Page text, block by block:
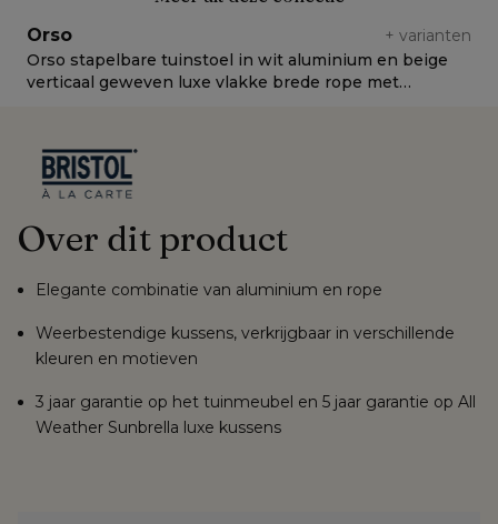
Orso + varianten
Orso stapelbare tuinstoel in wit aluminium en beige
verticaal geweven luxe vlakke brede rope met
Over dit product
Elegante combinatie van aluminium en rope
Weerbestendige kussens, verkrijgbaar in verschillende
kleuren en motieven
3 jaar garantie op het tuinmeubel en 5 jaar garantie op All
Weather Sunbrella luxe kussens